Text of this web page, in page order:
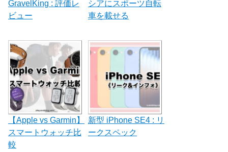
GravelKing : 評価レ
ビュー
シアにスポーツ自転
車を載せる
【Apple vs Garmin】
スマートウォッチ比
較
新型 iPhone SE4 : リ
ークスペック